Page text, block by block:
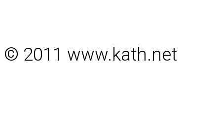
© 2011 www.kath.net